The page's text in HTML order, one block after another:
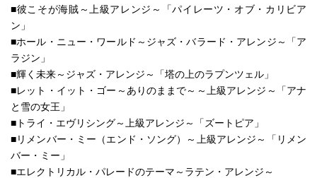
■彼こそが海賊～上級アレンジ～「パイレーツ・オブ・カリビア
ン」
■ホール・ニュー・ワールド～ジャズ・バラード・アレンジ～「ア
ラジン」
■輝く未来～ジャズ・アレンジ～「塔の上のラプンツェル」
■レット・イット・ゴー～ありのままで～～上級アレンジ～「アナ
と雪の女王」
■トライ・エヴリシング～上級アレンジ～「ズートピア」
■リメンバー・ミー（エンド・ソング）～上級アレンジ～「リメン
バー・ミー」
■エレクトリカル・パレードのテーマ～ラテン・アレンジ～